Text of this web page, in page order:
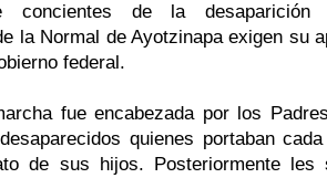
concientes de la
la Normal de Ayotzinapa exigen su
federal.
fue encabezada por los
quienes portaban
de sus hijos. Posteriormente les